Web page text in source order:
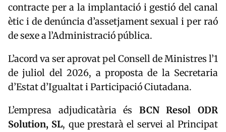
contracte per a la implantació i gestió del canal
ètic i de denúncia d’assetjament sexual i per raó
de sexe a l’Administració pública.
L’acord va ser aprovat pel Consell de Ministres l’1
de juliol del 2026, a proposta de la Secretaria
d’Estat d’Igualtat i Participació Ciutadana.
L’empresa adjudicatària és BCN Resol ODR
Solution, SL, que prestarà el servei al Principat